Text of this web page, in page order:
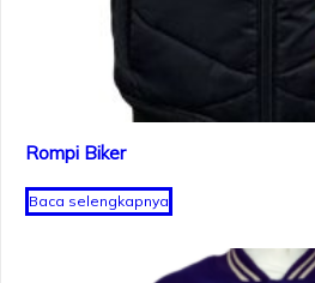
Rompi Biker
Baca selengkapnya